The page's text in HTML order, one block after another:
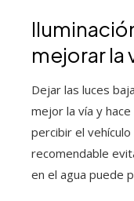
mejorar la
Dejar las luces
mejor la vía y
percibir el
recomendable
en el agua puede